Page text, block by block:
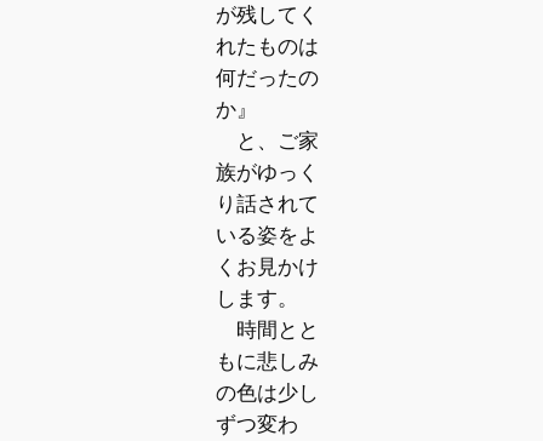
が残してく
れたものは
何だったの
か』
と、ご家
族がゆっく
り話されて
いる姿をよ
くお見かけ
します。
時間とと
もに悲しみ
の色は少し
ずつ変わ